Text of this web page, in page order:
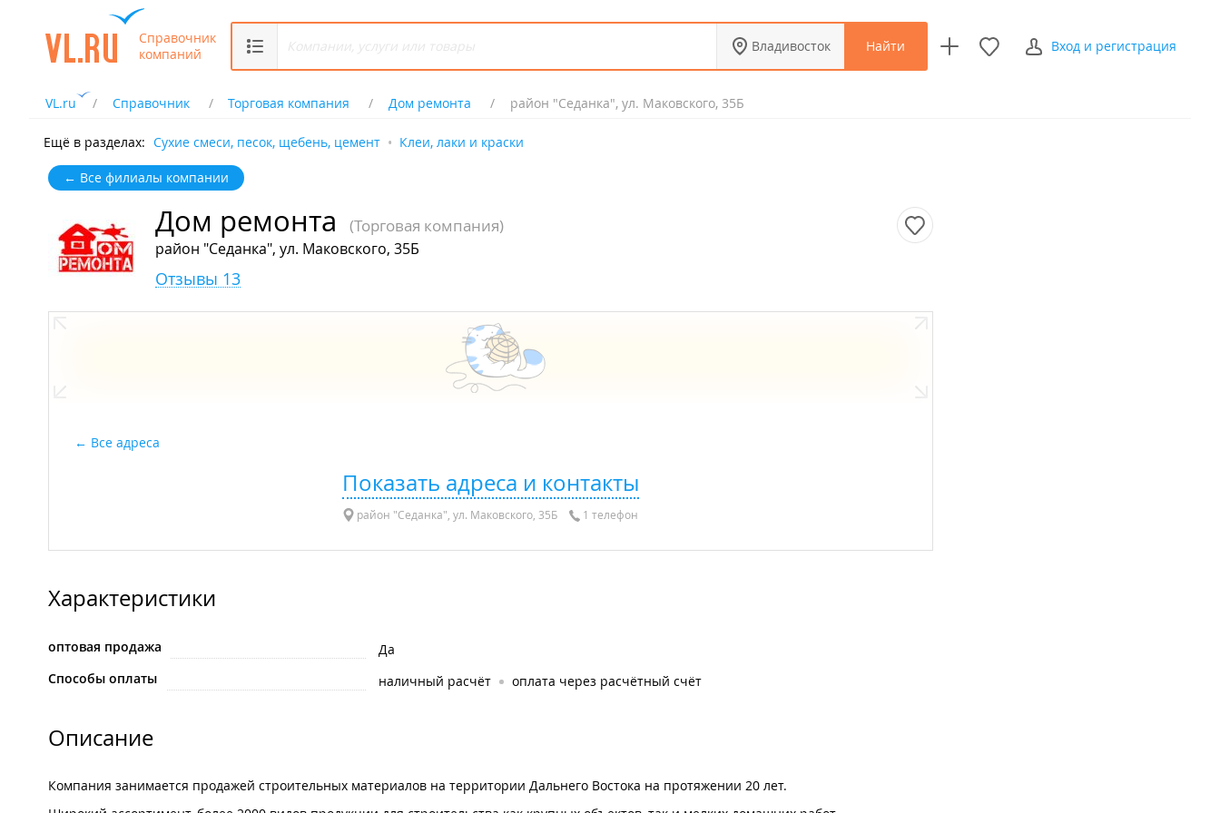
Справочник
компаний
Владивосток Найти Вход и регистрация
VL.ru Справочник Торговая компания Дом ремонта район "Седанка", ул. Маковского, 35Б
Ещё в разделах: Сухие смеси, песок, щебень, цемент Клеи, лаки и краски
← Все филиалы компании
Дом ремонта (Торговая компания)
район "Седанка", ул. Маковского, 35Б
Отзывы 13
Все адреса
Показать адреса и контакты
район "Седанка", ул. Маковского, 35Б 1 телефон
Характеристики
оптовая продажа
Да
Способы оплаты
наличный расчёт оплата через расчётный счёт
Описание
Компания занимается продажей строительных материалов на территории Дальнего Востока на протяжении 20 лет.